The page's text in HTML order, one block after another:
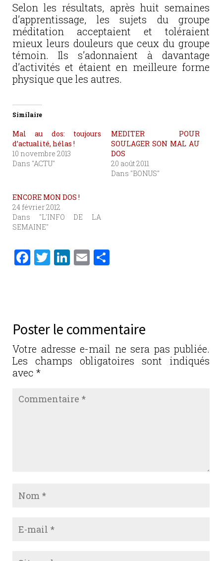
Selon les résultats, après huit semaines
d’apprentissage, les sujets du groupe
méditation acceptaient et toléraient
mieux leurs douleurs que ceux du groupe
témoin. Ils s’adonnaient à davantage
d’activités et étaient en meilleure forme
physique que les autres.
Similaire
Mal au dos: toujours
d’actualité, hélas !
10 novembre 2013
Dans "ACTU"
MEDITER POUR
SOULAGER SON MAL AU
DOS
20 août 2011
Dans "BONUS"
ENCORE MON DOS !
24 février 2012
Dans "L'INFO DE LA
SEMAINE"
F
b
o
o
k
T
r
Li
n
E
er
Poster le commentaire
Votre adresse e-mail ne sera pas publiée.
Les champs obligatoires sont indiqués
avec *